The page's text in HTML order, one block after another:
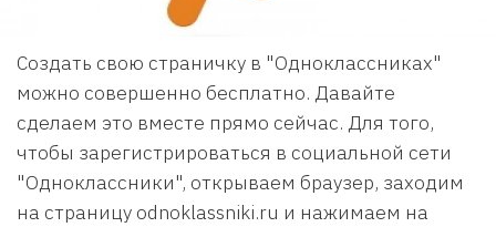
Создать свою страничку в "Одноклассниках"
можно совершенно бесплатно. Давайте
сделаем это вместе прямо сейчас. Для того,
чтобы зарегистрироваться в социальной сети
"Одноклассники", открываем браузер, заходим
на страницу odnoklassniki.ru и нажимаем на